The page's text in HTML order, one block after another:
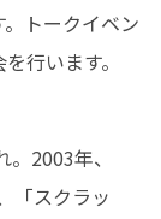
トークイベン
行います。
2003年、
「スクラッ